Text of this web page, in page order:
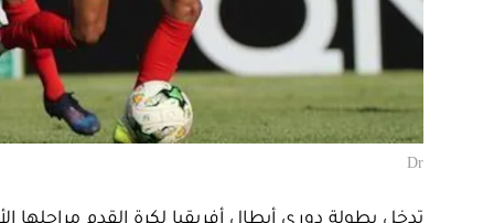
Dr
تدخل بطولة دوري أبطال أفريقيا لكرة القدم مراحلها